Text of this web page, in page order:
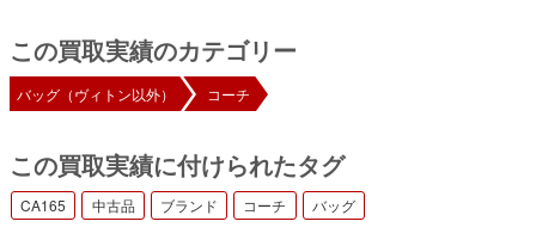
この買取実績のカテゴリー
バッグ（ヴィトン以外） コーチ
この買取実績に付けられたタグ
CA165 中古品 ブランド コーチ バッグ